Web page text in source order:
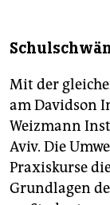
Mit der
am Davidson
Weizmann
Aviv. Die
Praxiskurse
Grundlagen